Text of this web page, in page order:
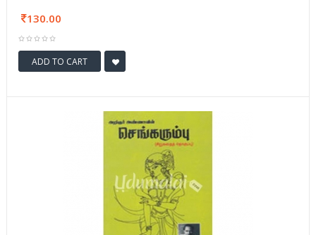
130.00
ADD TO CART